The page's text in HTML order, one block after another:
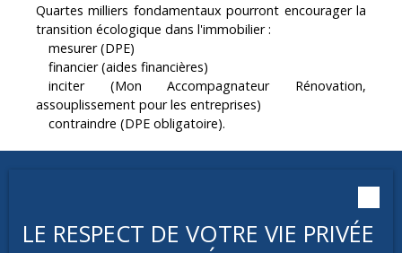
Quartes milliers fondamentaux pourront encourager la
transition écologique dans l'immobilier :
mesurer (DPE)
financier (aides financières)
inciter (Mon Accompagnateur Rénovation,
assouplissement pour les entreprises)
contraindre (DPE obligatoire).
Vous apprécierez
LE RESPECT DE VOTRE VIE PRIVÉE